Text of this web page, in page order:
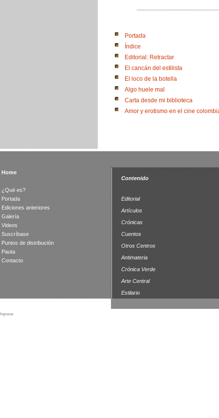
Portada
Índice
Editorial: Retractar
El cancán del estilista
El loco de la botella
Algo huele mal
Carta desde mi biblioteca
Amor y erotismo en el cine
Home
¿Qué es?
Portada
Ediciones anteriores
Galería
Videos
Suscríbase
Puntos de distribución
Pauta
Contacto
Contenido
Editorial
Artículos
Crónicas
Cuentos
Otros Centros
Antimateria
Crónica Verde
Arte Central
Estilario
Ingresar